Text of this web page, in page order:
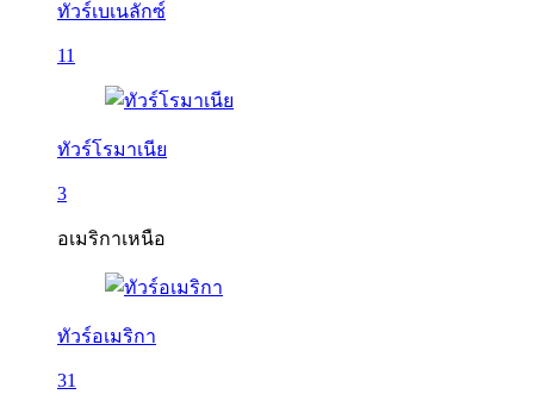
ทัวร์เบเนลักซ์
11
ทัวร์โรมาเนีย
3
อเมริกาเหนือ
ทัวร์อเมริกา
31